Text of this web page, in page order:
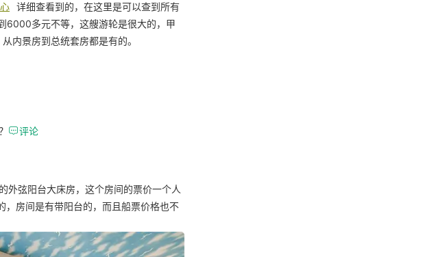
详细查看到的，在这里是可以查到所有
6000多元不等，这艘游轮是很大的，甲
内景房到总统套房都是有的。
评论
外弦阳台大床房，这个房间的票价一个人
房间是有带阳台的，而且船票价格也不